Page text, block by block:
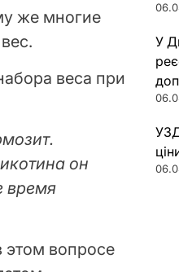
же многие
веса при
он
время
этом вопросе
У